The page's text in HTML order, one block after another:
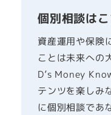
個別相談は
資産運用や保険
ことは未来への
D’s Money
テンツを楽しみ
に個別相談であ